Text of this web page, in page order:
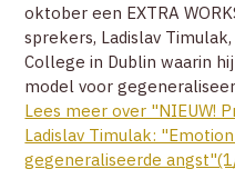
oktober een EXTRA
sprekers, Ladislav
College in Dublin waarin
model voor
Lees meer over "NIEUW!
Ladislav Timulak:
gegeneraliseerde